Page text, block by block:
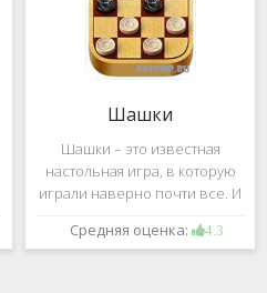
Шашки
Шашки – это известная
настольная игра, в которую
играли наверно почти все. И
это не странно. Эта игра
имеет не сложные правила и
Средняя оценка: 4.3